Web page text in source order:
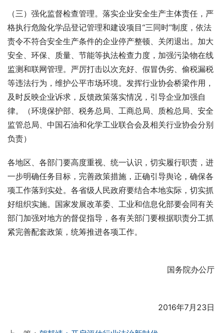
（三）强化监督检查管理。落实企业安全生产主体责任，严
格执行危险化学品登记管理和建设项目“三同时”制度，依法
责令不符合安全生产条件的企业停产整顿、关闭退出。加大
安全、环保、质量、节能等执法检查力度，加强污染物在线
监测和联网管理。严厉打击以次充好、假冒伪劣、偷税漏税
等违法行为，维护公平市场环境。发挥行业协会桥梁作用，
及时反映企业诉求，反馈政策落实情况，引导企业加强自
律。（环境保护部、税务总局、工商总局、质检总局、安全
监管总局、中国石油和化学工业联合会及相关行业协会分别
负责）
各地区、各部门要高度重视、统一认识，切实履行职责，进
一步明确任务目标，完善政策措施，正确引导舆论，确保各
项工作落到实处。各省级人民政府要结合本地实际，切实抓
好组织实施。国家发展改革委、工业和信息化部要会同有关
部门加强对地方的督促指导，各有关部门要根据职责分工抓
紧完善配套政策，统筹推进各项工作。
国务院办公厅
2016年7月23日